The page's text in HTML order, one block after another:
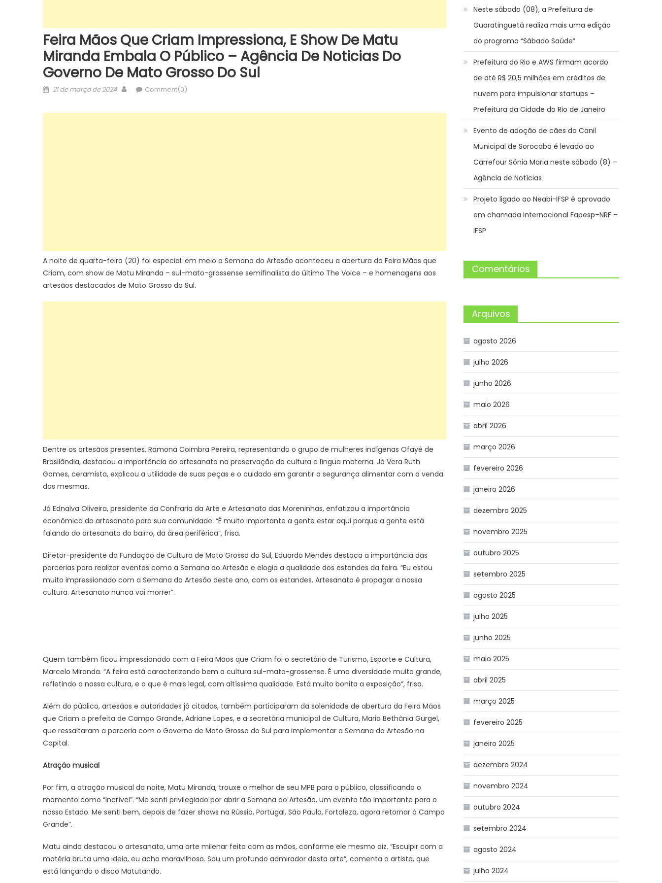
Feira Mãos Que Criam Impressiona, E Show De Matu
Miranda Embala O Público – Agência De Noticias Do
Governo De Mato Grosso Do Sul
Posted
21 de março de 2024 AuthorComment(0)
A noite de quarta-feira (20) foi especial: em meio a Semana do Artesão aconteceu a abertura da Feira Mãos que
Criam, com show de Matu Miranda – sul-mato-grossense semifinalista do último The Voice – e homenagens aos
artesãos destacados de Mato Grosso do Sul.
Dentre os artesãos presentes, Ramona Coimbra Pereira, representando o grupo de mulheres indígenas Ofayé de
Brasilândia, destacou a importância do artesanato na preservação da cultura e língua materna. Já Vera Ruth
Gomes, ceramista, explicou a utilidade de suas peças e o cuidado em garantir a segurança alimentar com a venda
das mesmas.
Já Ednalva Oliveira, presidente da Confraria da Arte e Artesanato das Moreninhas, enfatizou a importância
econômica do artesanato para sua comunidade. “É muito importante a gente estar aqui porque a gente está
falando do artesanato do bairro, da área periférica”, frisa.
Diretor-presidente da Fundação de Cultura de Mato Grosso do Sul, Eduardo Mendes destaca a importância das
parcerias para realizar eventos como a Semana do Artesão e elogia a qualidade dos estandes da feira. “Eu estou
muito impressionado com a Semana do Artesão deste ano, com os estandes. Artesanato é propagar a nossa
cultura. Artesanato nunca vai morrer”.
Quem também ficou impressionado com a Feira Mãos que Criam foi o secretário de Turismo, Esporte e Cultura,
Marcelo Miranda. “A feira está caracterizando bem a cultura sul-mato-grossense. É uma diversidade muito grande,
refletindo a nossa cultura, e o que é mais legal, com altíssima qualidade. Está muito bonita a exposição”, frisa.
Além do público, artesãos e autoridades já citadas, também participaram da solenidade de abertura da Feira Mãos
que Criam a prefeita de Campo Grande, Adriane Lopes, e a secretária municipal de Cultura, Maria Bethânia Gurgel,
que ressaltaram a parceria com o Governo de Mato Grosso do Sul para implementar a Semana do Artesão na
Capital.
Atração musical
Por fim, a atração musical da noite, Matu Miranda, trouxe o melhor de seu MPB para o público, classificando o
momento como “incrível”. “Me senti privilegiado por abrir a Semana do Artesão, um evento tão importante para o
nosso Estado. Me senti bem, depois de fazer shows na Rússia, Portugal, São Paulo, Fortaleza, agora retornar à Campo
Grande”.
Matu ainda destacou o artesanato, uma arte milenar feita com as mãos, conforme ele mesmo diz. “Esculpir com a
matéria bruta uma ideia, eu acho maravilhoso. Sou um profundo admirador desta arte”, comenta o artista, que
está lançando o disco Matutando.
Neste sábado (08), a Prefeitura de
Guaratinguetá realiza mais uma edição
do programa “Sábado Saúde”
Prefeitura do Rio e AWS firmam acordo
de até R$ 20,5 milhões em créditos de
nuvem para impulsionar startups –
Prefeitura da Cidade do Rio de Janeiro
Evento de adoção de cães do Canil
Municipal de Sorocaba é levado ao
Carrefour Sônia Maria neste sábado (8) –
Agência de Notícias
Projeto ligado ao Neabi-IFSP é aprovado
em chamada internacional Fapesp–NRF –
IFSP
Comentários
Arquivos
agosto 2026
julho 2026
junho 2026
maio 2026
abril 2026
março 2026
fevereiro 2026
janeiro 2026
dezembro 2025
novembro 2025
outubro 2025
setembro 2025
agosto 2025
julho 2025
junho 2025
maio 2025
abril 2025
março 2025
fevereiro 2025
janeiro 2025
dezembro 2024
novembro 2024
outubro 2024
setembro 2024
agosto 2024
julho 2024